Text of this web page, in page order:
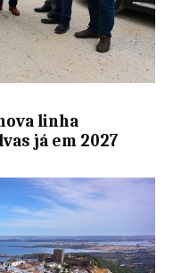
linha
já em 2027